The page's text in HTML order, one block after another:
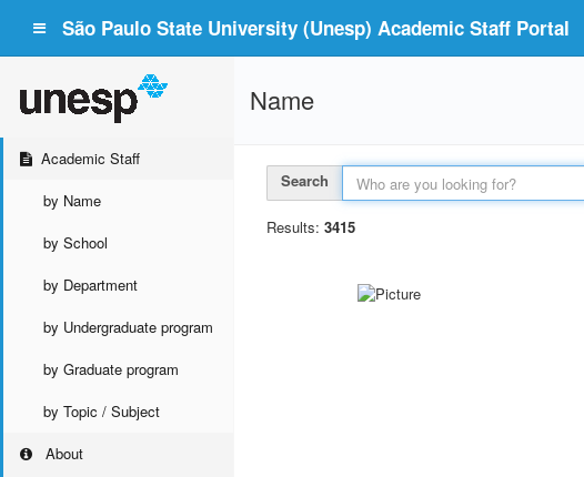
São Paulo State University (Unesp) Academic Staff Portal
Academic Staff
by Name
by School
by Department
by Undergraduate program
by Graduate program
by Topic / Subject
About
Name
Search
Results: 3415